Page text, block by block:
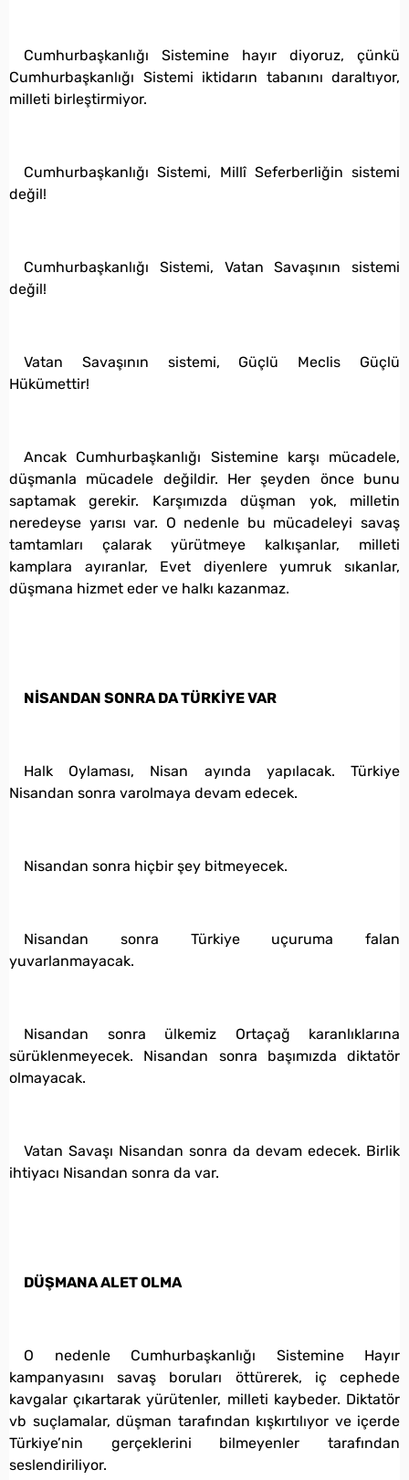
Cumhurbaşkanlığı Sistemine hayır diyoruz, çünkü
Cumhurbaşkanlığı Sistemi iktidarın tabanını daraltıyor,
milleti birleştirmiyor.
Cumhurbaşkanlığı Sistemi, Millî Seferberliğin sistemi
değil!
Cumhurbaşkanlığı Sistemi, Vatan Savaşının sistemi
değil!
Vatan Savaşının sistemi, Güçlü Meclis Güçlü
Hükümettir!
Ancak Cumhurbaşkanlığı Sistemine karşı mücadele,
düşmanla mücadele değildir. Her şeyden önce bunu
saptamak gerekir. Karşımızda düşman yok, milletin
neredeyse yarısı var. O nedenle bu mücadeleyi savaş
tamtamları çalarak yürütmeye kalkışanlar, milleti
kamplara ayıranlar, Evet diyenlere yumruk sıkanlar,
düşmana hizmet eder ve halkı kazanmaz.
NİSANDAN SONRA DA TÜRKİYE VAR
Halk Oylaması, Nisan ayında yapılacak. Türkiye
Nisandan sonra varolmaya devam edecek.
Nisandan sonra hiçbir şey bitmeyecek.
Nisandan sonra Türkiye uçuruma falan
yuvarlanmayacak.
Nisandan sonra ülkemiz Ortaçağ karanlıklarına
sürüklenmeyecek. Nisandan sonra başımızda diktatör
olmayacak.
Vatan Savaşı Nisandan sonra da devam edecek. Birlik
ihtiyacı Nisandan sonra da var.
DÜŞMANA ALET OLMA
O nedenle Cumhurbaşkanlığı Sistemine Hayır
kampanyasını savaş boruları öttürerek, iç cephede
kavgalar çıkartarak yürütenler, milleti kaybeder. Diktatör
vb suçlamalar, düşman tarafından kışkırtılıyor ve içerde
Türkiye’nin gerçeklerini bilmeyenler tarafından
seslendiriliyor.